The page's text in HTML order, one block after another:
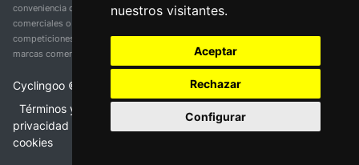
nuestros visitantes.
Aceptar
Rechazar
Configurar
conveniencia de nuestros usuarios. Cualquier uso de nombres, marcas
comerciales o logotipos tiene el único propósito de identificar equipos y
competiciones y no implica asociación o respaldo. Todos los derechos de las
marcas comerciales mencionadas aquí pertenecen a sus propietarios legítimos.
Cyclingoo ©
Términos y condiciones del servicio
privacidad
Política de cookies • Cambiar opciones de
cookies